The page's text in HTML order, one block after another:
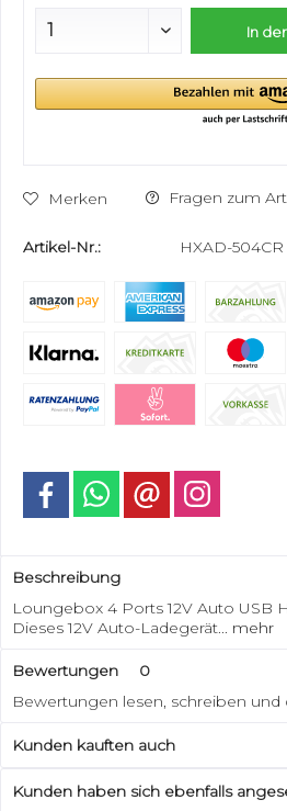
In
Merken Fragen zum
Artikel-Nr.: HXAD-504CR
Beschreibung
Loungebox 4 Ports 12V Auto USB
Dieses 12V Auto-Ladegerät... mehr
Bewertungen
0
Bewertungen lesen, schreiben und
Kunden kauften auch
Kunden haben sich ebenfalls